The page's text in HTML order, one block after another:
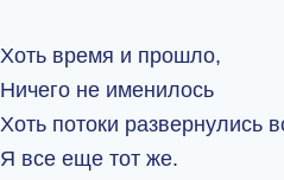
Хоть время и прошло,
Ничего не именилось
Хоть потоки развернулись
Я все еще тот же.